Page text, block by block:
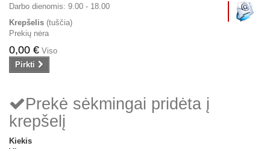
Darbo dienomis: 9.00 - 18.00
Krepšelis (tuščia)
Prekių nėra
0,00 € Viso
Pirkti
Prekė sėkmingai pridėta į
krepšelį
Kiekis